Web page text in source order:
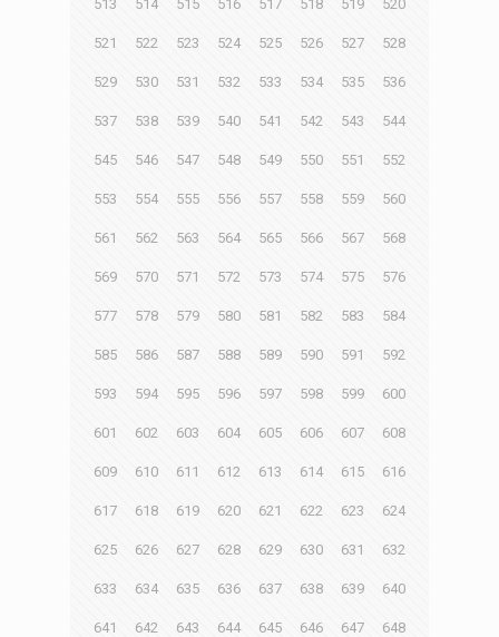
513 514 515 516 517 518 519 520
521 522 523 524 525 526 527 528
529 530 531 532 533 534 535 536
537 538 539 540 541 542 543 544
545 546 547 548 549 550 551 552
553 554 555 556 557 558 559 560
561 562 563 564 565 566 567 568
569 570 571 572 573 574 575 576
577 578 579 580 581 582 583 584
585 586 587 588 589 590 591 592
593 594 595 596 597 598 599 600
601 602 603 604 605 606 607 608
609 610 611 612 613 614 615 616
617 618 619 620 621 622 623 624
625 626 627 628 629 630 631 632
633 634 635 636 637 638 639 640
641 642 643 644 645 646 647 648